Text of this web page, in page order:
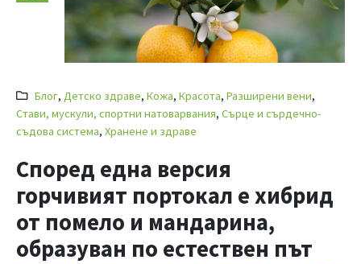
Блог,Детско здраве,Кожа,Красота,Разширени вени,
Стави, мускули, спортни натоварвания, Сърце и сърдечно-
съдова система, Хранене и здраве
Според една версия
горчивият портокал е хибрид
от помело и мандарина,
образуван по естествен път